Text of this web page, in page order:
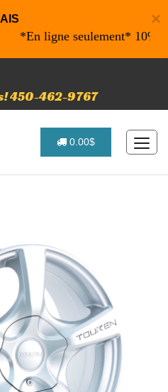
×
*En ligne seulement* 10% de
450-462-9767
0.00$